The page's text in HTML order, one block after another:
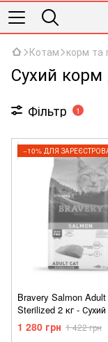
Котам корм та
Сухий корм
Фільтр 1
Bravery Salmon
Sterilized 2 кг -
лососем для
стерилізованих котів
1 280 грн 1 422 грн